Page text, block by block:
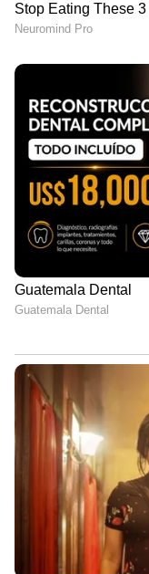
അടുത്ത
പ്രവചനം
29-08-2022:
പാലക്കാട്,
30-08-2022:
പത്തനംതിട്ട,
എറണാകുളം,
മലപ്പുറം,
31-08-2022:
പത്തനംതിട്ട,
എറണാകുളം,
കോഴിക്കോട്,